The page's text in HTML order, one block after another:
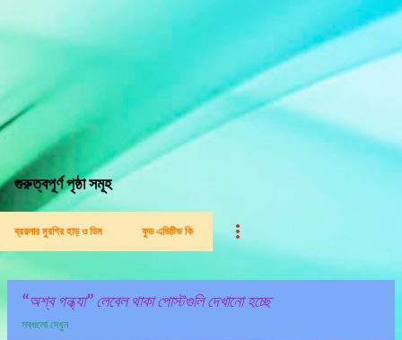
গুরুত্বপূর্ণ পৃষ্ঠা সমূহ
ব্রয়লার মুরগির হাড় ও ডিম ফুড এডিটিভ কি
অশ্ব গন্ধ্যা লেবেল থাকা পোস্টগুলি দেখানো হচ্ছে
সবগুলো দেখুন